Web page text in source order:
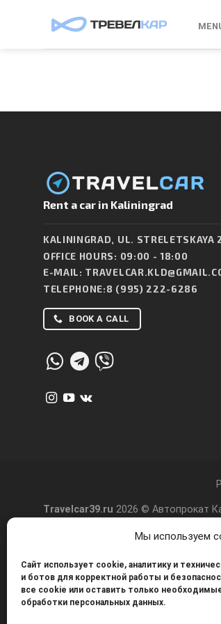
Мы используем
Сайт использует cookie, аналитику и
и ботов для корректной работы и
все cookie или оставить только
обработки персональных данных.
Rent a car in Kaliningrad
KALININGRAD, UL. STRELETSKAYA
OFFICE HOURS: 09:00 - 18:00
E-MAIL:
TELEPHONE:8 (995) 222-6286
BOOK A CALL
Travelcar39.ru 2026 © Автопрокат